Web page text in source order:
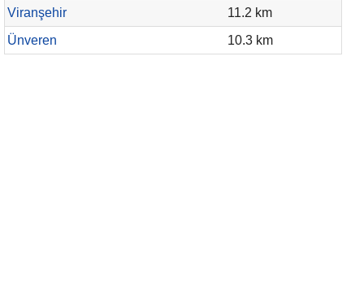
Viranşehir
11.2 km
Ünveren
10.3 km